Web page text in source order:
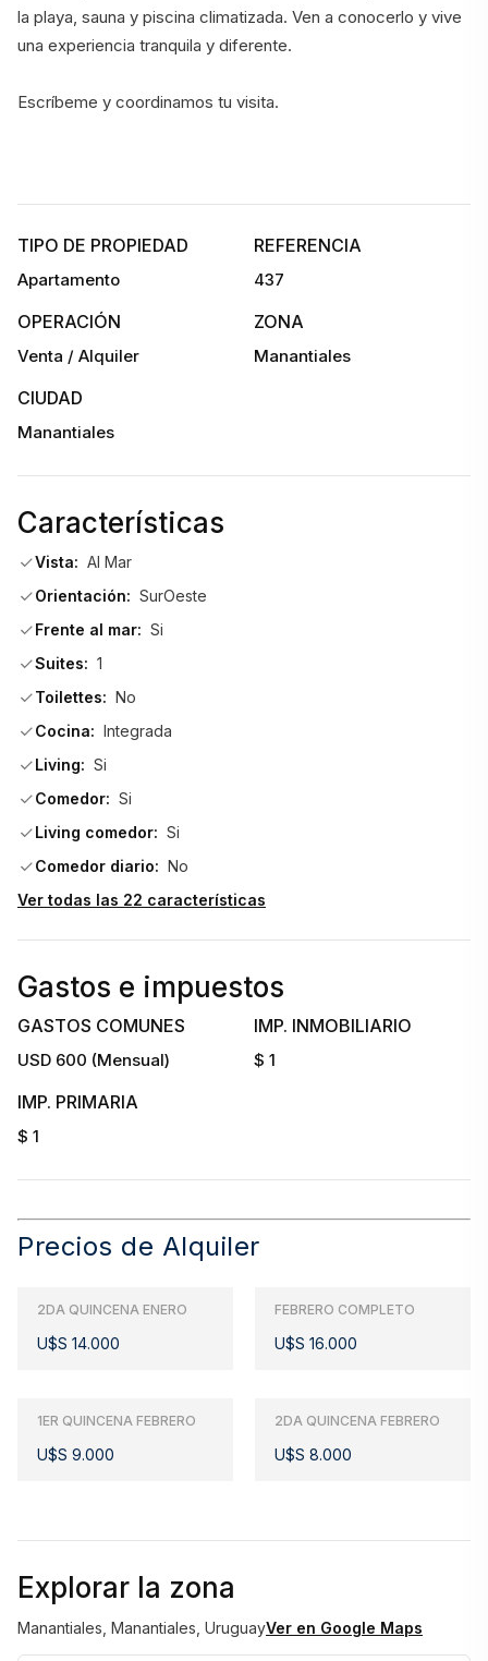
la playa, sauna y piscina climatizada. Ven a conocerlo y vive
una experiencia tranquila y diferente.
Escríbeme y coordinamos tu visita.
TIPO DE PROPIEDAD
Apartamento
REFERENCIA
437
OPERACIÓN
Venta / Alquiler
ZONA
Manantiales
CIUDAD
Manantiales
Características
Vista: Al Mar
Orientación: SurOeste
Frente al mar: Si
Suites: 1
Toilettes: No
Cocina: Integrada
Living: Si
Comedor: Si
Living comedor: Si
Comedor diario: No
Ver todas las 22 características
Gastos e impuestos
GASTOS COMUNES
USD 600 (Mensual)
IMP. INMOBILIARIO
$ 1
IMP. PRIMARIA
$ 1
Precios de Alquiler
2DA QUINCENA ENERO
U$S 14.000
FEBRERO COMPLETO
U$S 16.000
1ER QUINCENA FEBRERO
U$S 9.000
2DA QUINCENA FEBRERO
U$S 8.000
Explorar la zona
Manantiales, Manantiales, UruguayVer en Google Maps